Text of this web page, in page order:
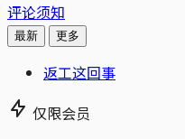
评论须知
最新 更多
返工这回事
仅限会员